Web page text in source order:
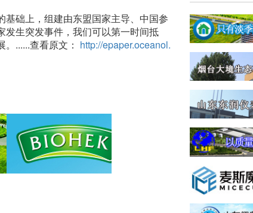
础上，组建由东盟国家主导、中国参
发生突发事件，我们可以第一时间抵
......查看原文： http://epaper.oceanol.